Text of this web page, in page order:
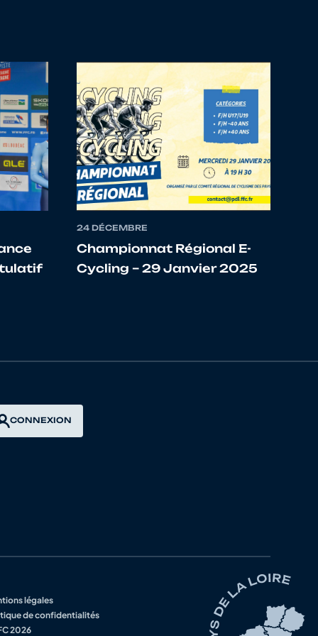
CYCLISME
CYCLISME
CYCLISME
24 DÉCEMBRE
Championnat Régional E-
Cycling – 29 Janvier 2025
CONNEXION
légales
de confidentialités
2026